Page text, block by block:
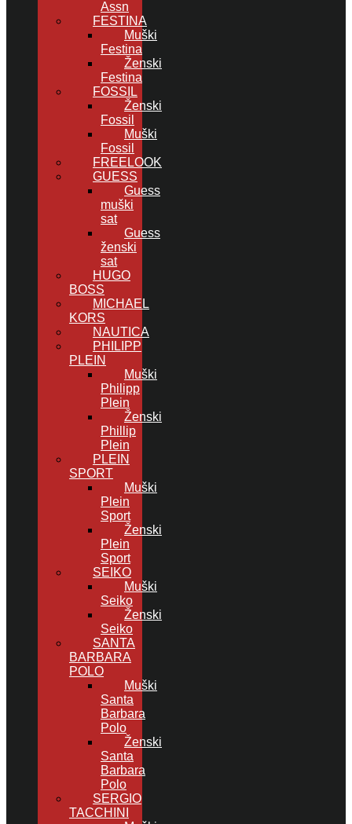
Assn
FESTINA
Muški
Festina
Ženski
Festina
FOSSIL
Ženski
Fossil
Muški
Fossil
FREELOOK
GUESS
Guess
muški
sat
Guess
ženski
sat
HUGO
BOSS
MICHAEL
KORS
NAUTICA
PHILIPP
PLEIN
Muški
Philipp
Plein
Ženski
Phillip
Plein
PLEIN
SPORT
Muški
Plein
Sport
Ženski
Plein
Sport
SEIKO
Muški
Seiko
Ženski
Seiko
SANTA
BARBARA
POLO
Muški
Santa
Barbara
Polo
Ženski
Santa
Barbara
Polo
SERGIO
TACCHINI